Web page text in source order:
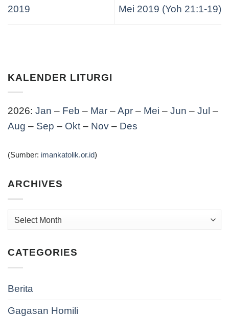
KALENDER LITURGI
2026: Jan – Feb – Mar –Apr – Mei – Jun – Jul –
Aug – Sep – Okt – Nov – Des
(Sumber: imankatolik.or.id)
ARCHIVES
Archives
CATEGORIES
Berita
Gagasan Homili
2019
Mei 2019 (Yoh 21:1-19)